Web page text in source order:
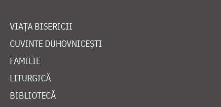
VIAȚA BISERICII
CUVINTE DUHOVNICEȘTI
FAMILIE
LITURGICĂ
BIBLIOTECĂ